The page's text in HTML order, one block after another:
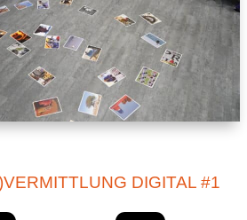
DIGITAL #1